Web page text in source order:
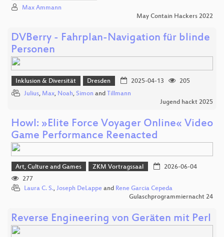
Max Ammann
May Contain Hackers 2022
DVBerry - Fahrplan-Navigation für blinde
Personen
Inklusion & Diversität Dresden 2025-04-13
205
Julius, Max, Noah, Simon and Tillmann
Jugend hackt 2025
Howl: »Elite Force Voyager Online« Video
Game Performance Reenacted
Art, Culture and Games ZKM Vortragssaal
2026-06-04
277
Laura C. S., Joseph DeLappe and Rene Garcia Cepeda
Gulaschprogrammiernacht 24
Reverse Engineering von Geräten mit Perl